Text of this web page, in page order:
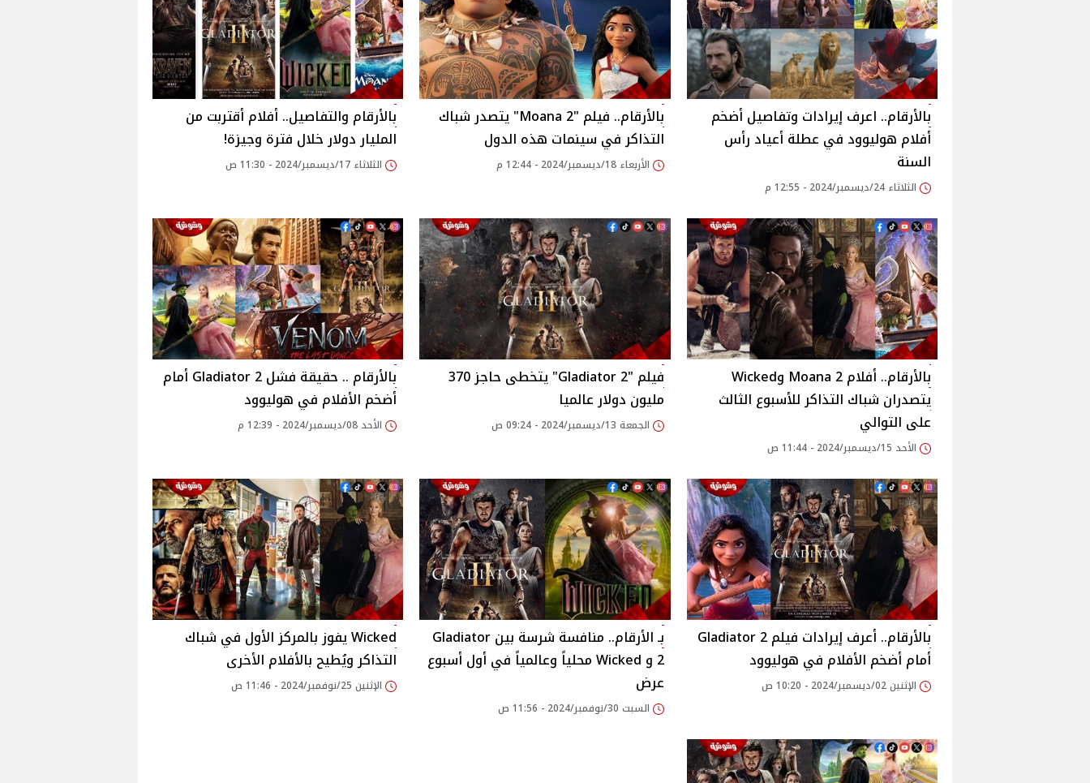
بالأرقام.. اعرف إيرادات وتفاصيل أضخم
أفلام هوليوود في عطلة أعياد رأس
السنة
الثلاثاء 24/ديسمبر/2024 - 12:55 م
بالأرقام.. فيلم "Moana 2" يتصدر شباك
التذاكر في سينمات هذه الدول
الأربعاء 18/ديسمبر/2024 - 12:44 م
بالأرقام والتفاصيل.. أفلام أقتربت من
المليار دولار خلال فترة وجيزة!
الثلاثاء 17/ديسمبر/2024 - 11:30 ص
بالأرقام.. أفلام Moana 2 وWicked
يتصدران شباك التذاكر للأسبوع الثالث
على التوالي
الأحد 15/ديسمبر/2024 - 11:44 ص
فيلم "Gladiator 2" يتخطى حاجز 370
مليون دولار عالميا
الجمعة 13/ديسمبر/2024 - 09:24 ص
بالأرقام .. حقيقة فشل Gladiator 2 أمام
أضخم الأفلام في هوليوود
الأحد 08/ديسمبر/2024 - 12:39 م
بالأرقام.. أعرف إيرادات فيلم Gladiator 2
أمام أضخم الأفلام في هوليوود
الإثنين 02/ديسمبر/2024 - 10:20 ص
بـ الأرقام.. منافسة شرسة بين Gladiator
2 و Wicked محلياً وعالمياً في أول أسبوع
عرض
السبت 30/نوفمبر/2024 - 11:56 ص
Wicked يفوز بالمركز الأول في شباك
التذاكر ويُطيح بالأفلام الأخرى
الإثنين 25/نوفمبر/2024 - 11:46 ص